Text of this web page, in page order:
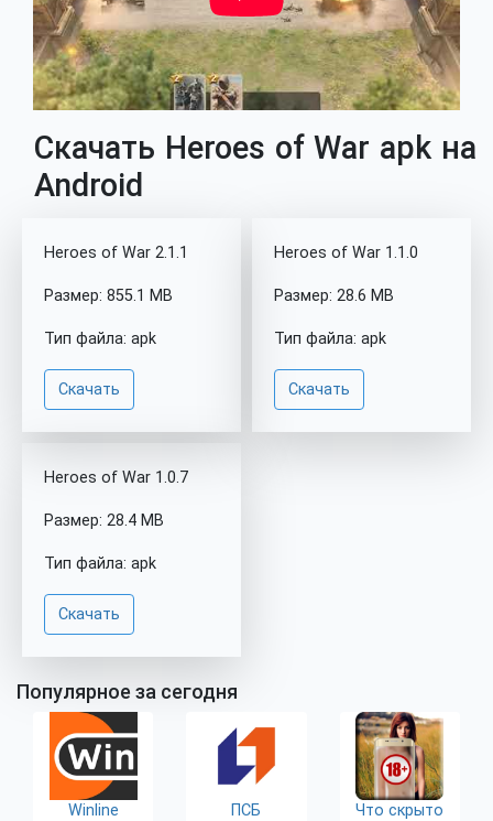
Скачать Heroes of War apk на
Android
Heroes of War 2.1.1
Размер: 855.1 MB
Тип файла: apk
Скачать
Heroes of War 1.1.0
Размер: 28.6 MB
Тип файла: apk
Скачать
Heroes of War 1.0.7
Размер: 28.4 MB
Тип файла: apk
Скачать
Популярное за сегодня
Winline ПСБ
Что скрыто